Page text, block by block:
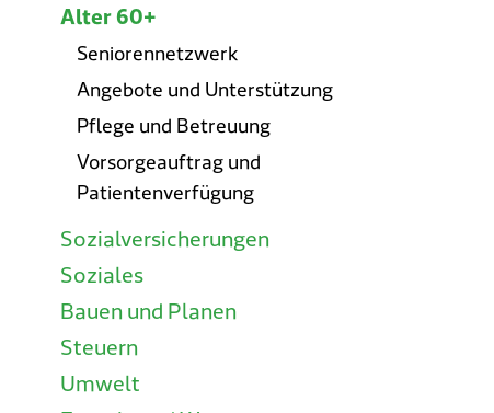
Alter 60+
Seniorennetzwerk
Angebote und Unterstützung
Pflege und Betreuung
Vorsorgeauftrag und
Patientenverfügung
Sozialversicherungen
Soziales
Bauen und Planen
Steuern
Umwelt